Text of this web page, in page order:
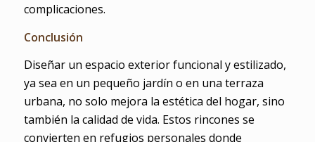
complicaciones.
Conclusión
Diseñar un espacio exterior funcional y estilizado,
ya sea en un pequeño jardín o en una terraza
urbana, no solo mejora la estética del hogar, sino
también la calidad de vida. Estos rincones se
convierten en refugios personales donde